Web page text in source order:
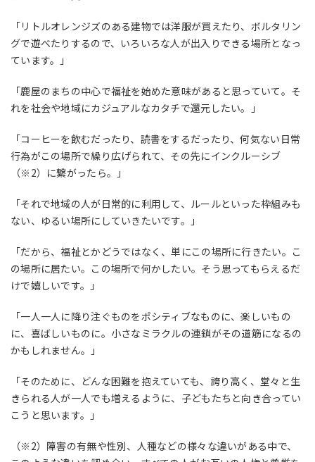
「リトルオレンジズのある建物では洋服が買えたり、ボルタリン
グで遊べたりするので、いろいろな人が出入りできる場所となっ
ています。」
「鹿屋のまちの中心で福祉を始めた意味があると思っていて。そ
れを社会や地域にカジュアルなカタチで還元したい。」
「コーヒーを飲むだったり、読書をするだったり、何気ない日常
行為がこの場所で繰り広げられて、その先にインクルーシブ
（※2） に繋がったら。」
「それで地域の人が日常的に利用して、ルールといった枠組みも
ない、ゆるい場所にしていきたいです。」
「だから、福祉とかどうではなく、単にこの場所に行きたい。こ
の場所に居たい。この場所で何かしたい。そう思ってもらえるだ
けで嬉しいです。」
「一人一人に降り注ぐものをポシティブなものに、楽しいもの
に、喜ばしいものに。小さなミラクルの連鎖がその道筋になるの
かもしれません。」
「そのために、どんな困難を抱えていても、誇り高く、堂々と生
きられる人が一人でも増えるように、子どもたちと向き合ってい
こうと思います。」
（※2）障害の有無や性別、人種などの様々な違いがある中で、